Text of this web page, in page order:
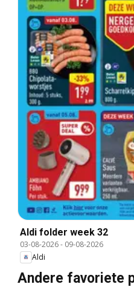
Aldi folder week 32
03-08-2026- 09-08-2026
Aldi
Andere favoriete